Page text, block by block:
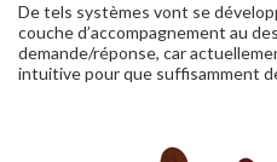
De tels systèmes vont se
couche d’accompagnement au
demande/réponse, car
intuitive pour que suffisamment